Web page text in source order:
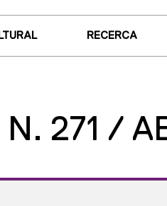
RECERCA
N. 271 /